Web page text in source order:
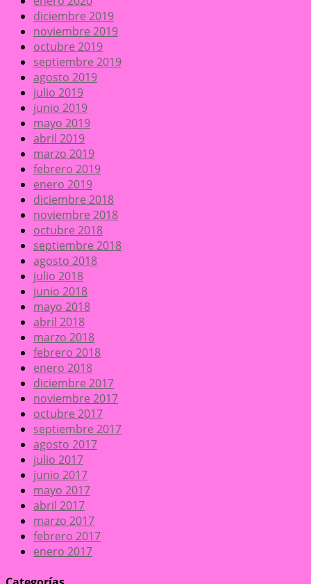
diciembre 2019
noviembre 2019
octubre 2019
septiembre 2019
agosto 2019
julio 2019
junio 2019
mayo 2019
abril 2019
marzo 2019
febrero 2019
enero 2019
diciembre 2018
noviembre 2018
octubre 2018
septiembre 2018
agosto 2018
julio 2018
junio 2018
mayo 2018
abril 2018
marzo 2018
febrero 2018
enero 2018
diciembre 2017
noviembre 2017
octubre 2017
septiembre 2017
agosto 2017
julio 2017
junio 2017
mayo 2017
abril 2017
marzo 2017
febrero 2017
enero 2017